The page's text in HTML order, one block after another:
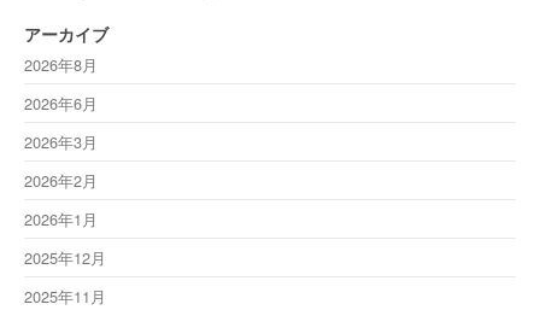
アーカイブ
2026年8月
2026年6月
2026年3月
2026年2月
2026年1月
2025年12月
2025年11月